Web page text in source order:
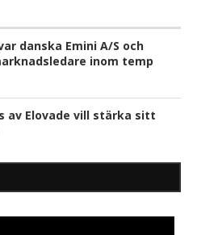
danska Emini A/S och
inom temp
av Elovade vill stärka sitt